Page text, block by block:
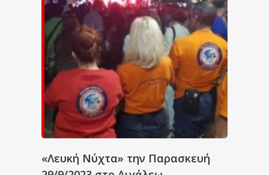
«Λευκή Νύχτα» την Παρασκευή